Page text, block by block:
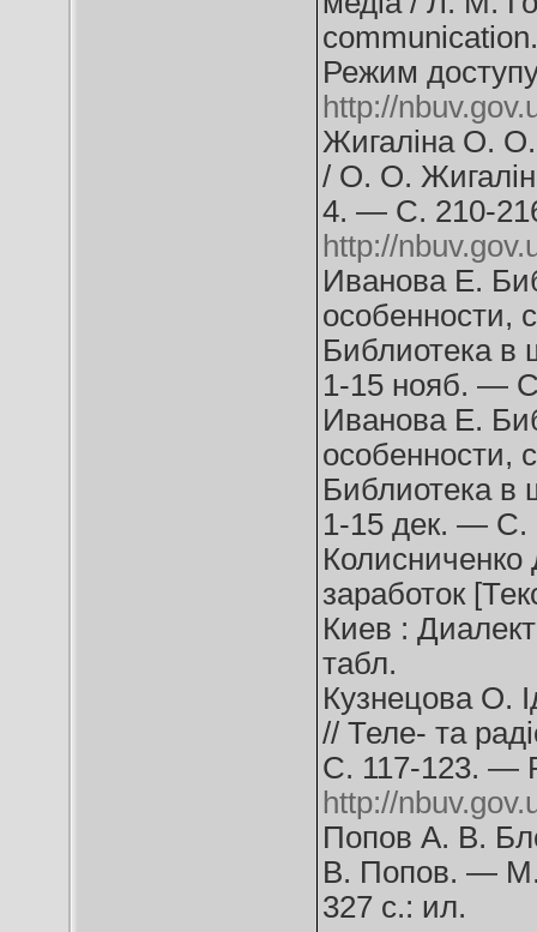
Режим
http://
Жигаліна О. О.
/ О. О.
4. — С. 210-
http://
Иванова Е.
особенности,
Библиотека
1-15 нояб. —
Иванова Е.
особенности,
Библиотека
1-15 дек. — С.
Колисниченко
заработок
Киев :
табл.
Кузнецова О.
// Теле- та
С. 117-123. —
http://
Попов А. В.
В. Попов. —
327 с.: ил.